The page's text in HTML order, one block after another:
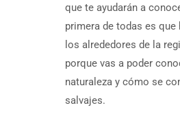
que te ayudarán a
primera de todas es
los alrededores de la
porque vas a poder
naturaleza y cómo se
salvajes.